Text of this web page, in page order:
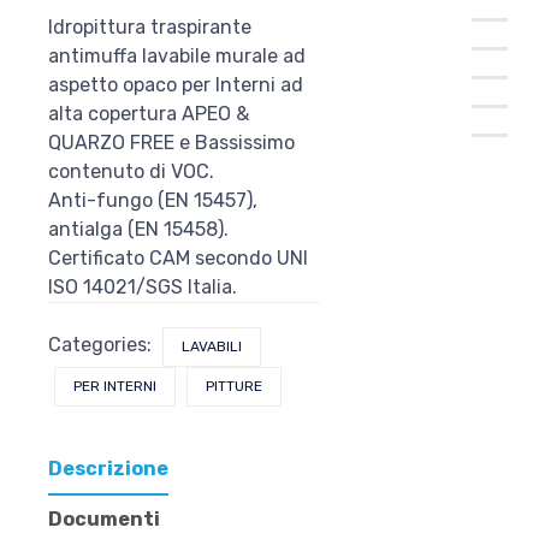
Idropittura traspirante
antimuffa lavabile murale ad
aspetto opaco per Interni ad
alta copertura APEO &
QUARZO FREE e Bassissimo
contenuto di VOC.
Anti-fungo (EN 15457),
antialga (EN 15458).
Certificato CAM secondo UNI
ISO 14021/SGS Italia.
Categories: LAVABILI
PER INTERNI PITTURE
Descrizione
Documenti